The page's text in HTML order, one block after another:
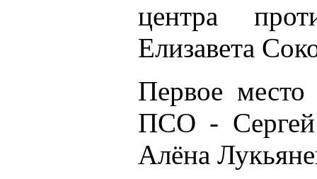
центра
Елизавета
Первое
ПСО -
Алёна